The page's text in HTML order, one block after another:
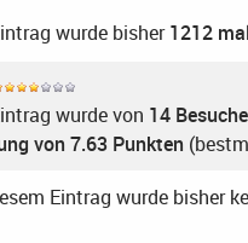
wurde bisher1212 mal
wurde von 14
von 7.63 Punkten
Eintrag wurde bisher